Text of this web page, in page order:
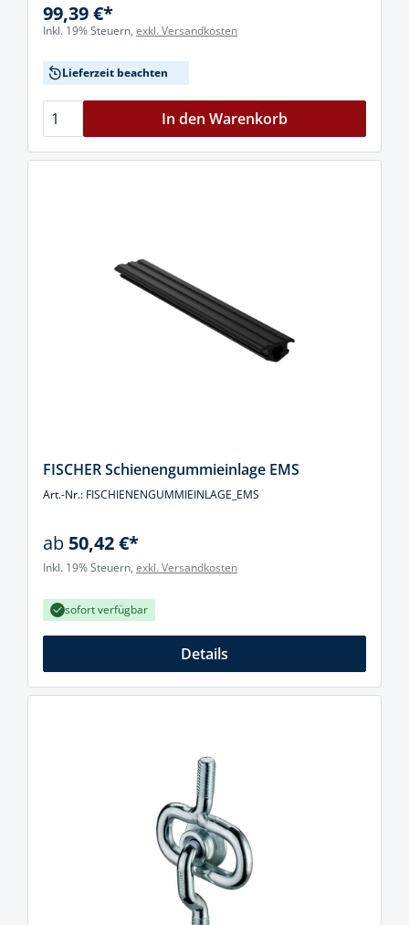
99,39 €*
Inkl. 19% Steuern, exkl. Versandkosten
Lieferzeit beachten
In den Warenkorb
FISCHER Schienengummieinlage EMS
Art.-Nr.: FISCHIENENGUMMIEINLAGE_EMS
ab 50,42 €*
Inkl. 19% Steuern, exkl. Versandkosten
sofort verfügbar
Details